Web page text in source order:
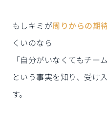
もしキミが周りからの期
くいのなら
「自分がいなくてもチー
という事実を知り、受け
す。